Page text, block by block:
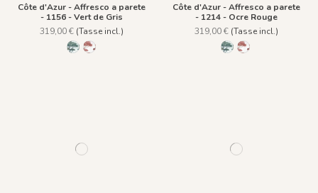
Côte d'Azur - Affresco a parete
- 1156 - Vert de Gris
319,00 € (Tasse incl.)
1156 - Vert de Gris
1214 - Ocre Rouge
Côte d'Azur - Affresco a parete
- 1214 - Ocre Rouge
319,00 €(Tasse incl.)
1156 - Vert de Gris
1214 - Ocre Rouge